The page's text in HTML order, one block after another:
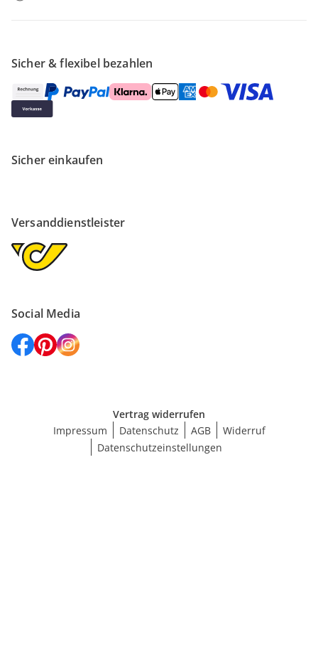
Sicher & flexibel bezahlen
Sicher einkaufen
Versanddienstleister
Social Media
Vertrag widerrufen
Impressum
Datenschutz AGB
Widerruf
Datenschutzeinstellungen